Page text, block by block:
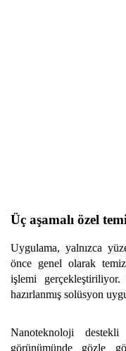
Üç aşamalı özel
Uygulama, yalnızca
önce genel olarak
işlemi
hazırlanmış solüsyon
Nanoteknoloji
görünümünde gözle